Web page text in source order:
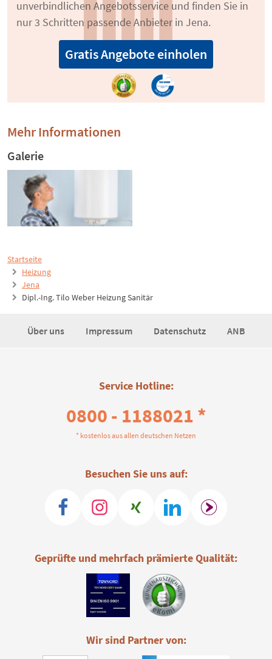
Startseite
Heizung
Jena
Dipl.-Ing. Tilo Weber Heizung Sanitär
unverbindlichen Angebotsservice und finden Sie in
nur 3 Schritten passende Anbieter in Jena.
Gratis Angebote einholen
Mehr Informationen
Galerie
Über uns Impressum Datenschutz ANB
Service Hotline:
0800 - 1188021 *
* kostenlos aus allen deutschen Netzen
Besuchen Sie uns auf:
Geprüfte und mehrfach prämierte Qualität:
Wir sind Partner von: